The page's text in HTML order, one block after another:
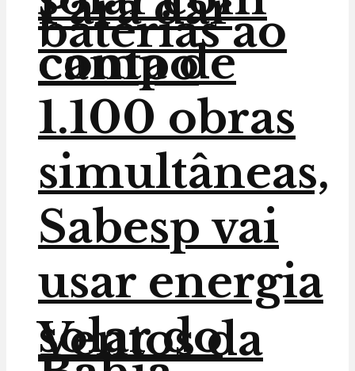
baterias ao
campo
Ventos da
conta de
1.100 obras
simultâneas,
Sabesp vai
usar energia
solar do